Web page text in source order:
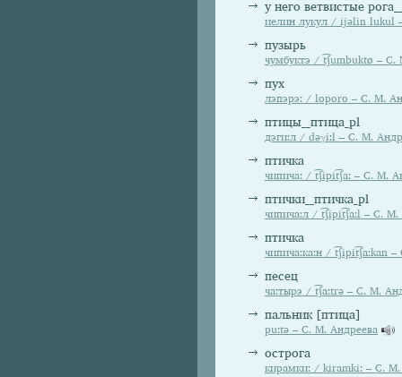
у него ветвистые
иелин лукул / ijəlin lukul
пузырь
чумбуктэ / t͡ʃumbuktø – С.
пух
лэпэрэː / loporo – С. М.
птицы__птица_pl
дэгиːл / dəγiːl – С. М.
птичка
чипичаː / t͡ʃipit͡ʃaː – С. М.
птички__птичка_pl
чипичаːл / t͡ʃipit͡ʃaːl – С. М.
птичка
чипичаːкаːн / t͡ʃipit͡ʃaːkan
песец
чаːтырэ / t͡ʃaːtrə – С. М.
пальник [птица]
puːtə – С. М. Андреева
острога
кирамкиː / kiramkiː – С. М.